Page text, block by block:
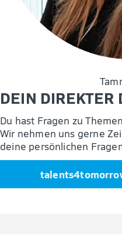
DEIN DIREKTER
Du hast Fragen zu
Wir nehmen uns gerne
deine persönlichen